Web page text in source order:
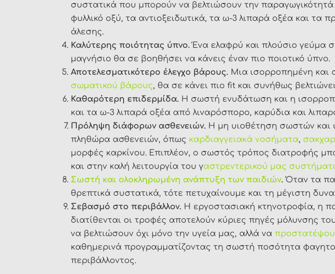
συστατικά που μπορούν να βελτιώσουν την παραγωγικότητά
φυλλικό οξύ, τα αντιοξειδωτικά, τα ω-3 λιπαρά οξέα και τα
άλεσης.
Καλύτερης ποιότητας ύπνο.Ένα ελαφρύ και πλούσιο γεύμα
μαγνήσιο θα σε βοηθήσει να κάνεις έναν πιο ποιοτικό ύπνο.
Αποτελεσματικότερο έλεγχο βάρους. Μια ισορροπημένη και
σωματικού βάρους, θα σε κάνει πιο fit και συνήθως
Καθαρότερη επιδερμίδα. Η σωστή ενυδάτωση και η
και τα ω-3 λιπαρά οξέα από λιναρόσπορο, καρύδια και
Πρόληψη διάφορων ασθενειών. Η μη υιοθέτηση σωστών και
πληθώρα ασθενειών, όπως καρδιαγγειακά νοσήματα,
μορφές καρκίνου. Επιπλέον, ο σωστός τρόπος διατροφής
και στην καλή λειτουργία του γαστρεντερικού μας
Σωστή και ολοκληρωμένη ανάπτυξη των παιδιών. Όταν τα
θρεπτικά συστατικά, τότε πετυχαίνουμε και τη μέγιστη
Σεβασμό στο περιβάλλον. Η εργοστασιακή κτηνοτροφία, η
διατίθενται οι τροφές αποτελούν κύριες πηγές μόλυνσης
να βελτιώσουν όχι μόνο την υγεία μας, αλλά να
καθημερινά προγραμματίζοντας τη σωστή ποσότητα
περιβάλλοντος.